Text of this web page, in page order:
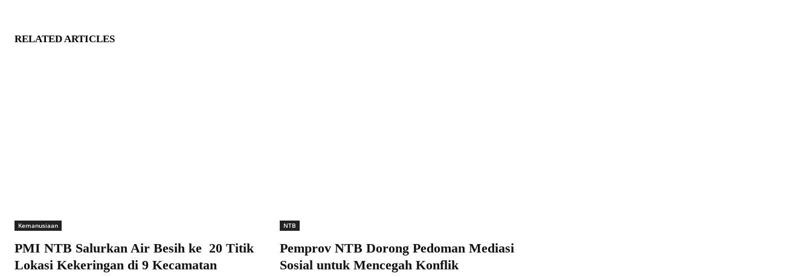
RELATED ARTICLES
Kemanusiaan
PMI NTB Salurkan Air Besih ke 20 Titik
Lokasi Kekeringan di 9 Kecamatan
NTB
Pemprov NTB Dorong Pedoman Mediasi
Sosial untuk Mencegah Konflik